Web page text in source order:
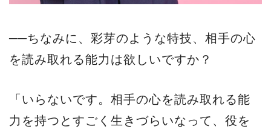
──ちなみに、彩芽のような特技、相手の心
を読み取れる能力は欲しいですか？
「いらないです。相手の心を読み取れる能
力を持つとすごく生きづらいなって、役を